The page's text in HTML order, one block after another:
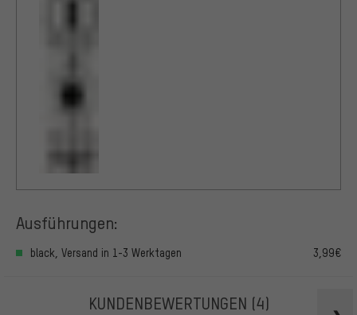
Ausführungen:
black, Versand in 1-3 Werktagen 3,99€
KUNDENBEWERTUNGEN (4)